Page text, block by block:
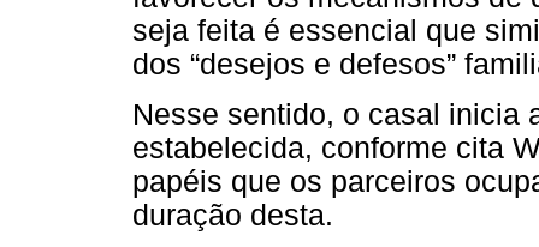
seja feita é essencial que
dos “desejos e defesos”
Nesse sentido, o casal inicia
estabelecida, conforme cita
papéis que os parceiros
duração desta.